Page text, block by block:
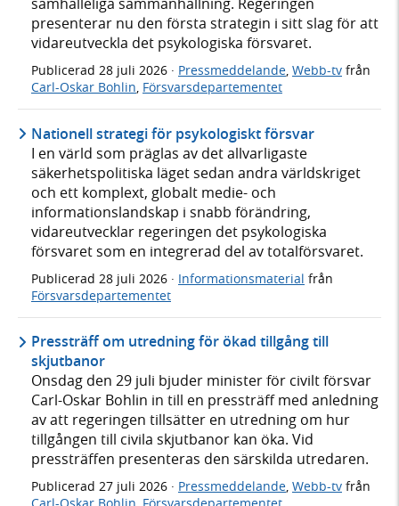
presenterar nu den första strategin i sitt slag för att
vidareutveckla det psykologiska försvaret.
Publicerad 28 juli 2026 · Pressmeddelande, Webb-tv från
Carl-Oskar Bohlin, Försvarsdepartementet
Nationell strategi för psykologiskt försvar
I en värld som präglas av det allvarligaste
säkerhetspolitiska läget sedan andra världskriget
och ett komplext, globalt medie- och
informationslandskap i snabb förändring,
vidareutvecklar regeringen det psykologiska
försvaret som en integrerad del av totalförsvaret.
Publicerad 28 juli 2026 · Informationsmaterial från
Försvarsdepartementet
Pressträff om utredning för ökad tillgång till
skjutbanor
Onsdag den 29 juli bjuder minister för civilt försvar
Carl-Oskar Bohlin in till en pressträff med anledning
av att regeringen tillsätter en utredning om hur
tillgången till civila skjutbanor kan öka. Vid
pressträffen presenteras den särskilda utredaren.
Publicerad 27 juli 2026 · Pressmeddelande, Webb-tv från